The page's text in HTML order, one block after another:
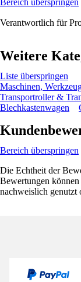
Bereich überspringen
Verantwortlich für
Weitere
Liste überspringen
Maschinen,
Transportroller &
Blechkastenwagen
Bereich überspringen
Die Echtheit der
Bewertungen
nachweislich genutzt